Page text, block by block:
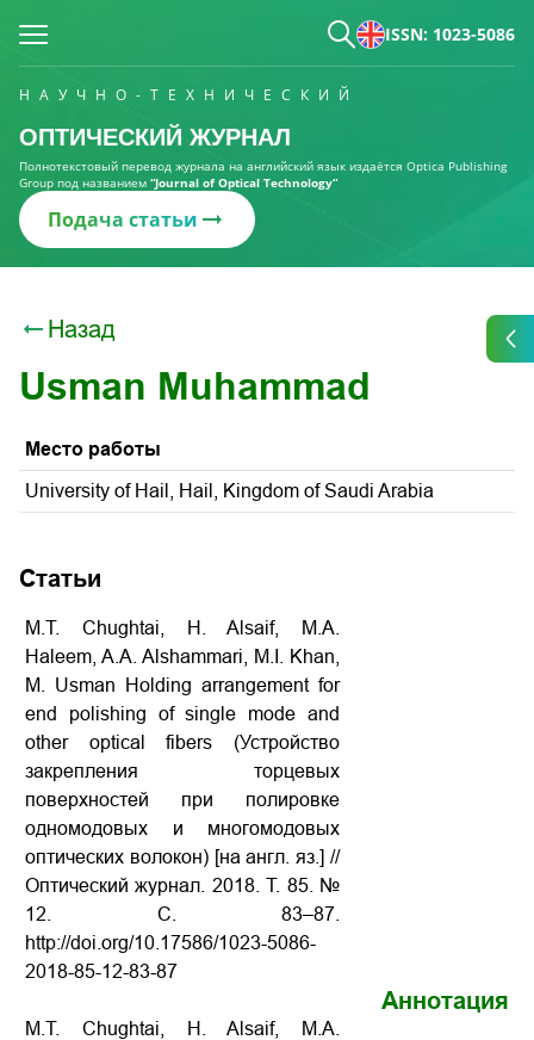
ISSN: 1023-5086
НАУЧНО-ТЕХНИЧЕСКИЙ
ОПТИЧЕСКИЙ ЖУРНАЛ
Полнотекстовый перевод журнала на английский язык издаётся Optica Publishing
Group под названием “Journal of Optical Technology“
Подача статьи
Назад
Usman Muhammad
Место работы
University of Hail, Hail, Kingdom of Saudi Arabia
Статьи
M.T. Chughtai, H. Alsaif, M.A.
Haleem, A.A. Alshammari, M.I. Khan,
M. Usman Holding arrangement for
end polishing of single mode and
other optical fibers (Устройство
закрепления торцевых
поверхностей при полировке
одномодовых и многомодовых
оптических волокон) [на англ. яз.] //
Оптический журнал. 2018. Т. 85. №
12. С. 83–87.
http://doi.org/10.17586/1023-5086-
2018-85-12-83-87
M.T. Chughtai, H. Alsaif, M.A.
Аннотация